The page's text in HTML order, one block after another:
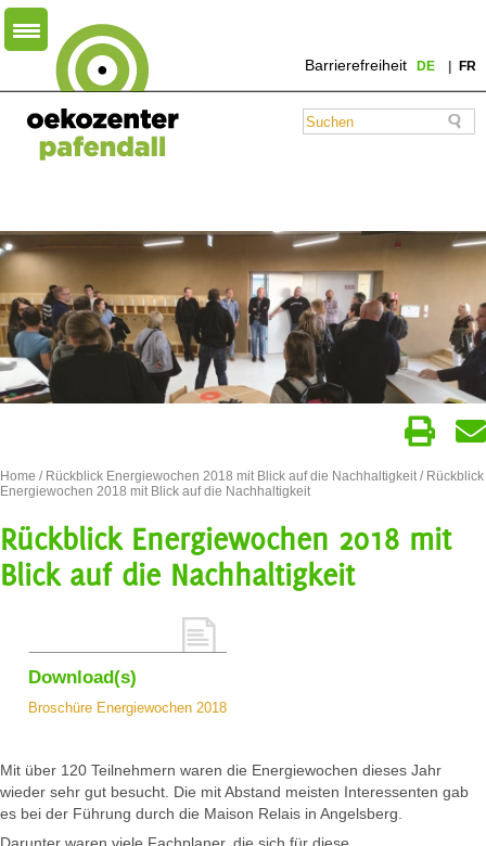
Barrierefreiheit DE FR
Home / Rückblick Energiewochen 2018 mit Blick auf die Nachhaltigkeit/ Rückblick
Energiewochen 2018 mit Blick auf die Nachhaltigkeit
Rückblick Energiewochen 2018 mit
Blick auf die Nachhaltigkeit
Download(s)
Broschüre Energiewochen 2018
Mit über 120 Teilnehmern waren die Energiewochen dieses Jahr
wieder sehr gut besucht. Die mit Abstand meisten Interessenten gab
es bei der Führung durch die Maison Relais in Angelsberg.